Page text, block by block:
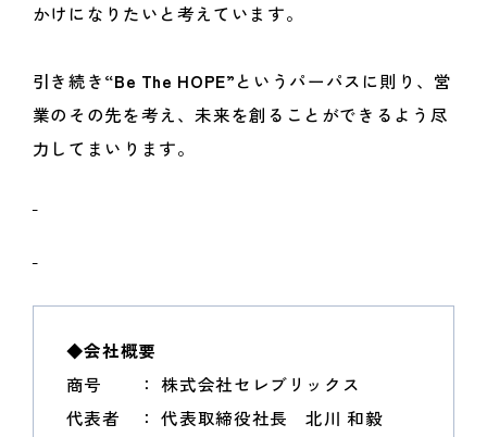
かけになりたいと考えています。
引き続き“Be The HOPE”というパーパスに則り、営
業のその先を考え、未来を創ることができるよう尽
力してまいります。
◆会社概要
商号 ： 株式会社セレブリックス
代表者 ： 代表取締役社長 北川 和毅